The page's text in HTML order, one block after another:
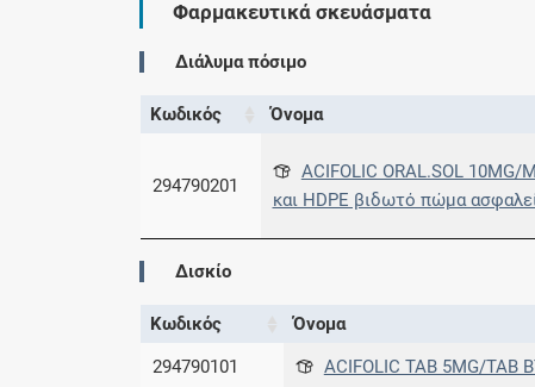
Φαρμακευτικά σκευάσματα
Διάλυμα πόσιμο
Κωδικός Όνομα
294790201
ACIFOLIC ORAL.SOL
και HDPE βιδωτό πώμα
Δισκίο
Κωδικός Όνομα
294790101
ACIFOLIC TAB 5MG/TAB